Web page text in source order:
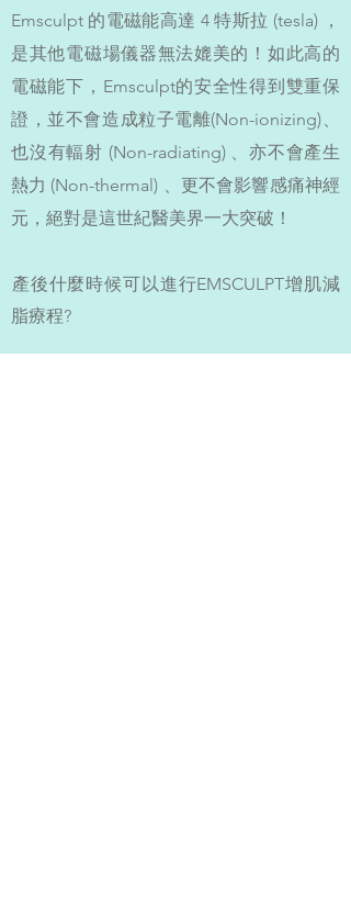
Emsculpt 的電磁能高達 4 特斯拉 (tesla) ，
是其他電磁場儀器無法媲美的！如此高的
電磁能下，Emsculpt的安全性得到雙重保
證，並不會造成粒子電離(Non-ionizing)、
也沒有輻射 (Non-radiating) 、亦不會產生
熱力 (Non-thermal) 、更不會影響感痛神經
元，絕對是這世紀醫美界一大突破！
產後什麼時候可以進行EMSCULPT增肌減
脂療程?